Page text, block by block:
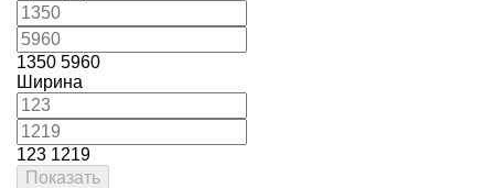
1350 5960
Ширина
123 1219
Показать